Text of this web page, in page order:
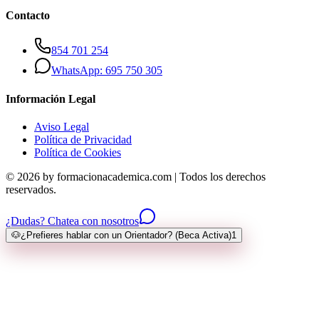
Contacto
854 701 254
WhatsApp: 695 750 305
Información Legal
Aviso Legal
Política de Privacidad
Política de Cookies
© 2026 by formacionacademica.com | Todos los derechos
reservados.
¿Dudas? Chatea con nosotros
🐶¿Prefieres hablar con un Orientador? (Beca Activa)1